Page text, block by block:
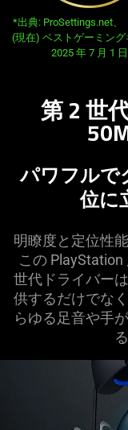
*出典: ProSettings.net、
(現在) ベストゲーミング
2025 年 7 月 1 日
第 2 世
パワフルで
位に
明瞭度と定位性
この
世代ドライバー
供するだけでな
らゆる足音や手